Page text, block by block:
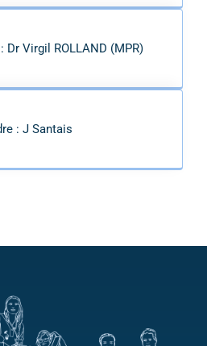
Dr Virgil ROLLAND (MPR)
: J Santais